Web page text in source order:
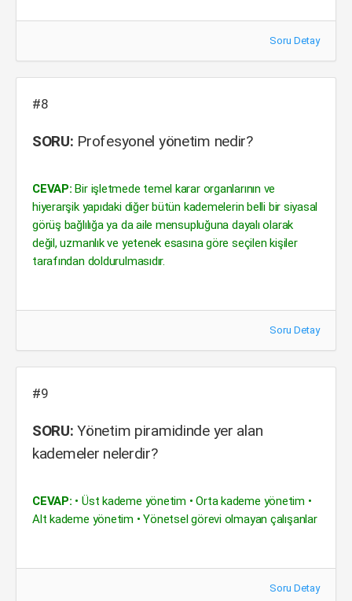
Soru Detay
#8
SORU: Profesyonel yönetim nedir?
CEVAP: Bir işletmede temel karar organlarının ve
hiyerarşik yapıdaki diğer bütün kademelerin belli bir siyasal
görüş bağlılığa ya da aile mensupluğuna dayalı olarak
değil, uzmanlık ve yetenek esasına göre seçilen kişiler
tarafından doldurulmasıdır.
Soru Detay
#9
SORU: Yönetim piramidinde yer alan
kademeler nelerdir?
CEVAP: • Üst kademe yönetim • Orta kademe yönetim •
Alt kademe yönetim • Yönetsel görevi olmayan çalışanlar
Soru Detay